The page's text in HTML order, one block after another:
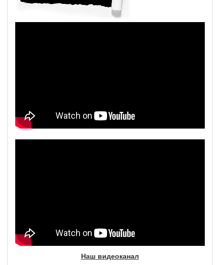
Наш видеоканал